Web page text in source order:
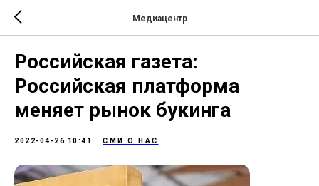
Медиацентр
Российская газета:
Российская платформа
меняет рынок букинга
2022-04-26 10:41 СМИ О НАС